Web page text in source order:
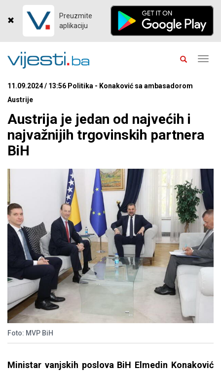
Preuzmite
aplikaciju
11.09.2024 / 13:56 Politika - Konaković sa ambasadorom
Austrije
Austrija je jedan od najvećih i
najvažnijih trgovinskih partnera
BiH
Foto: MVP BiH
Ministar vanjskih poslova BiH Elmedin Konaković